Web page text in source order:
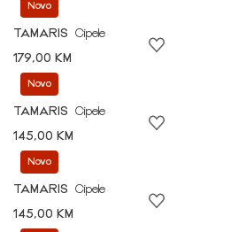
Novo
TAMARIS
Cipele
179,00 KM
Novo
TAMARIS
Cipele
145,00 KM
Novo
TAMARIS
Cipele
145,00 KM